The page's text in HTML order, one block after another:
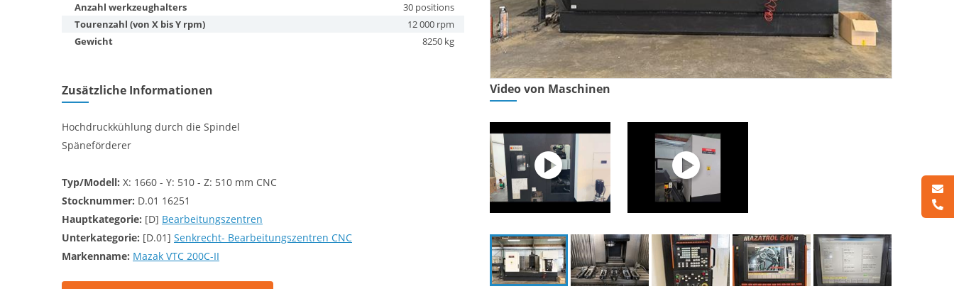
Anzahl werkzeughalters
30 positions
Tourenzahl (von X bis Y rpm)
12 000 rpm
Gewicht
8250 kg
Zusätzliche Informationen
Hochdruckkühlung durch die Spindel
Späneförderer
Typ/Modell: X: 1660 - Y: 510 - Z: 510 mm CNC
Stocknummer: D.01 16251
Hauptkategorie: [D] Bearbeitungszentren
Unterkategorie: [D.01] Senkrecht- Bearbeitungszentren CNC
Markenname: Mazak VTC 200C-II
Video von Maschinen